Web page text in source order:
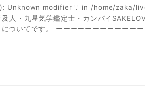
Unknown modifier '.' in /home/zaka/
人・九星気学鑑定士・カンパイ
ついてです。 ーーーーーーーーーーー